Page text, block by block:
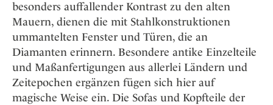
besonders auffallender Kontrast zu den alten
Mauern, dienen die mit Stahlkonstruktionen
ummantelten Fenster und Türen, die an
Diamanten erinnern. Besondere antike Einzelteile
und Maßanfertigungen aus allerlei Ländern und
Zeitepochen ergänzen fügen sich hier auf
magische Weise ein. Die Sofas und Kopfteile der